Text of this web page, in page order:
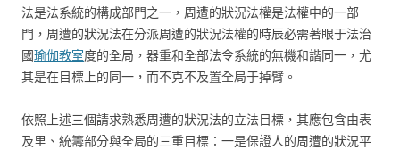
法是法系統的構成部門之一，周遭的狀況法權是法權中的一部
門，周遭的狀況法在分派周遭的狀況法權的時辰必需著眼于法治
國瑜伽教室度的全局，器重和全部法令系統的無機和諧同一，尤
其是在目標上的同一，而不克不及置全局于掉臂。
依照上述三個請求熟悉周遭的狀況法的立法目標，其應包含由表
及里、統籌部分與全局的三重目標：一是保證人的周遭的狀況平